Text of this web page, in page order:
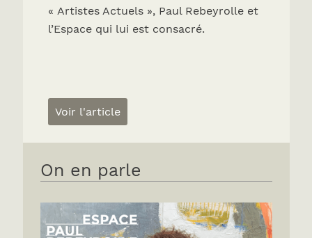
« Artistes Actuels », Paul Rebeyrolle et
l’Espace qui lui est consacré.
Voir l'article
On en parle